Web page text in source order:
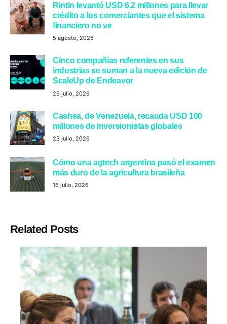
Rintin levantó USD 6.2 millones para llevar
crédito a los comerciantes que el sistema
financiero no ve
5 agosto, 2026
Cinco compañías referentes en sus
industrias se suman a la nueva edición de
ScaleUp de Endeavor
29 julio, 2026
Cashea, de Venezuela, recauda USD 100
millones de inversionistas globales
23 julio, 2026
Cómo una agtech argentina pasó el examen
más duro de la agricultura brasileña
16 julio, 2026
Related Posts